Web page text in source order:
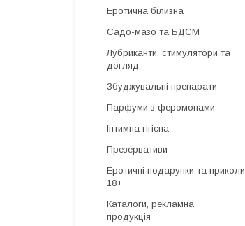
Еротична білизна
Садо-мазо та БДСМ
Лубриканти, стимулятори та
догляд
Збуджувальні препарати
Парфуми з феромонами
Інтимна гігієна
Презервативи
Еротичні подарунки та приколи
18+
Каталоги, рекламна
продукція